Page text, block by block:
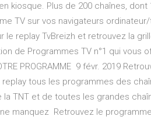
kiosque. Plus de 200 chaînes,
TV sur vos navigateurs
le replay TvBreizh et retrouvez la
de Programmes TV n°1 qui vous
PROGRAMME 9 févr. 2019
tous les programmes des
TNT et de toutes les grandes
manquez Retrouvez le